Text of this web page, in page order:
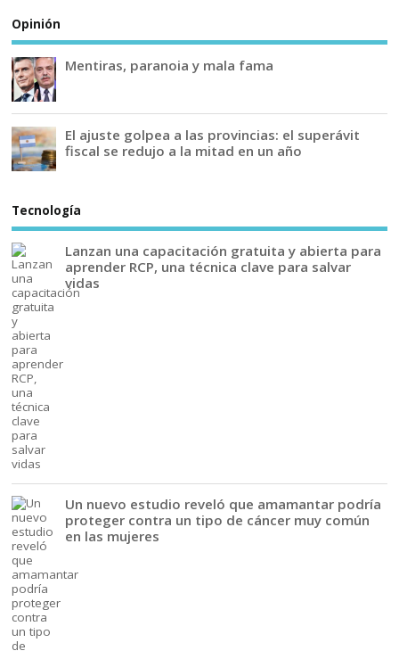
Opinión
Mentiras, paranoia y mala fama
El ajuste golpea a las provincias: el superávit
fiscal se redujo a la mitad en un año
Tecnología
Lanzan una capacitación gratuita y abierta para
aprender RCP, una técnica clave para salvar
vidas
Un nuevo estudio reveló que amamantar podría
proteger contra un tipo de cáncer muy común
en las mujeres